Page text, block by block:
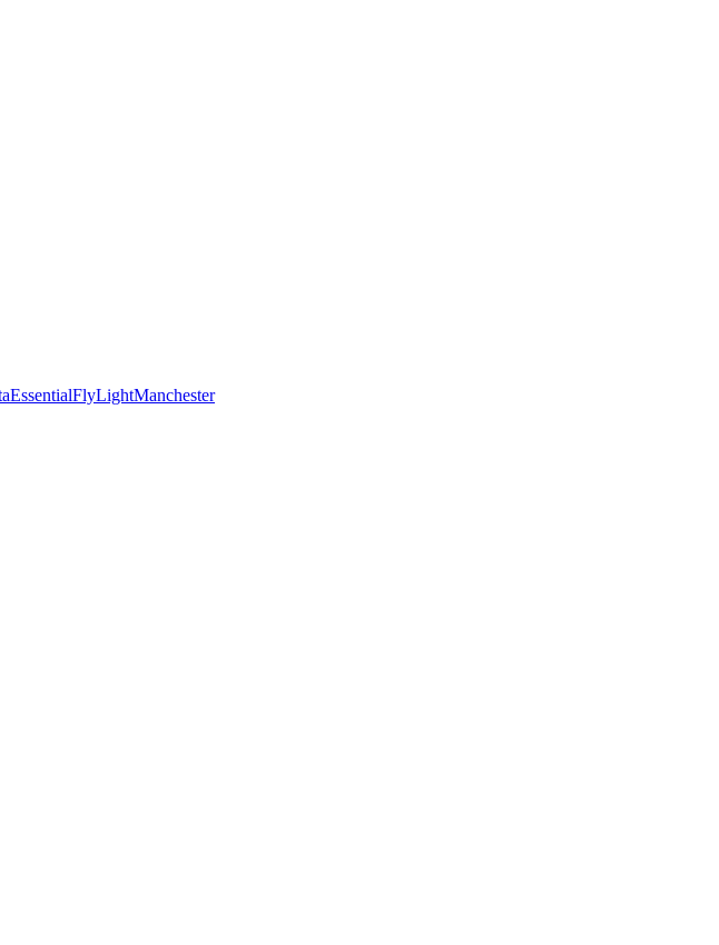
EssentialFlyLightManchester